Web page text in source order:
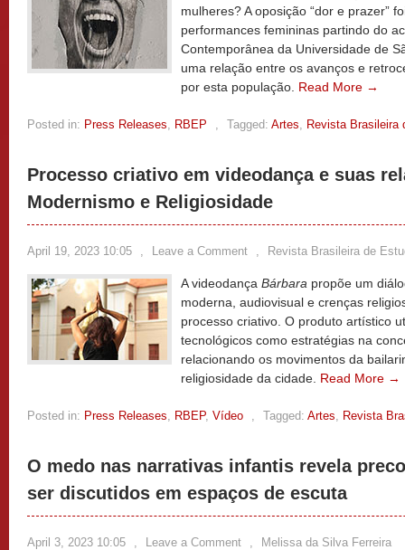
mulheres? A oposição “dor e prazer”
performances femininas partindo do
Contemporânea da Universidade de
uma relação entre os avanços e
por esta população. Read More →
Posted in: Press Releases, RBEP , Tagged: Artes, Revista Brasileira
Processo criativo em videodança e suas
Modernismo e Religiosidade
April 19, 2023 10:05 , Leave a Comment , Revista Brasileira de
A videodança Bárbara propõe um
moderna, audiovisual e crenças
processo criativo. O produto artístico
tecnológicos como estratégias na
relacionando os movimentos da
religiosidade da cidade. Read More →
Posted in: Press Releases, RBEP, Vídeo , Tagged: Artes, Revista
O medo nas narrativas infantis revela
ser discutidos em espaços de escuta
April 3, 2023 10:05 , Leave a Comment , Melissa da Silva Ferreira